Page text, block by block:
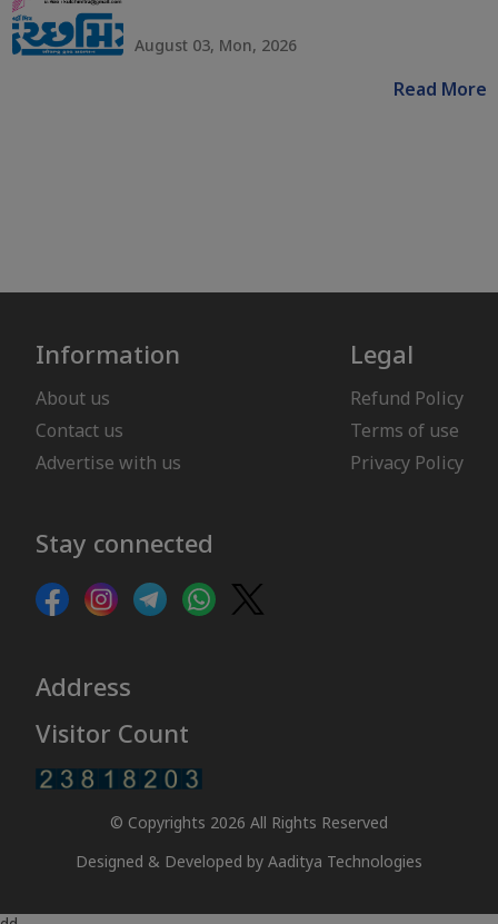
August 03, Mon, 2026
Read More
Information
About us
Contact us
Advertise with us
Legal
Refund Policy
Terms of use
Privacy Policy
Stay connected
Address
Visitor Count
© Copyrights 2026 All Rights Reserved
Designed & Developed by Aaditya Technologies